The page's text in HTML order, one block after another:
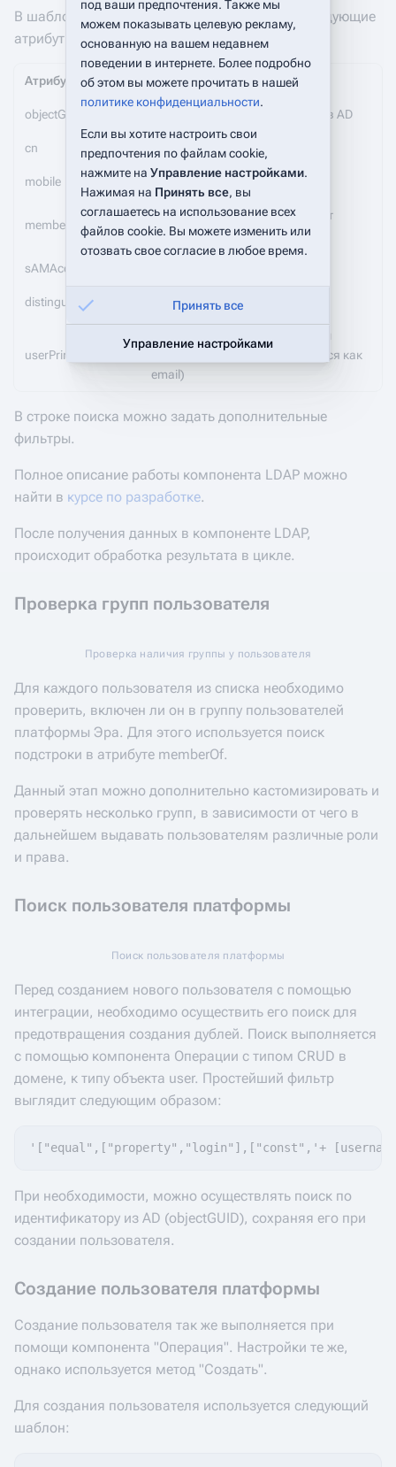
В шаблоне в качестве примера получаются следующие
атрибуты:
Атрибут Комментарий
objectGUID Идентификатор пользователя в AD
cn Имя пользователя
mobile Мобильный телефон
memberof
Список групп, в которые входит
пользователь
sAMAccountName
distinguishedName Полное имя пользователя
userPrincipalName
Имя пользователя с указанием
домена (в примере используется как
email)
В строке поиска можно задать дополнительные
фильтры.
Полное описание работы компонента LDAP можно
найти в курсе по разработке.
После получения данных в компоненте LDAP,
происходит обработка результата в цикле.
Проверка групп пользователя
Проверка наличия группы у пользователя
Для каждого пользователя из списка необходимо
проверить, включен ли он в группу пользователей
платформы Эра. Для этого используется поиск
подстроки в атрибуте memberOf.
Данный этап можно дополнительно кастомизировать и
проверять несколько групп, в зависимости от чего в
дальнейшем выдавать пользователям различные роли
и права.
Поиск пользователя платформы
Поиск пользователя платформы
Перед созданием нового пользователя с помощью
интеграции, необходимо осуществить его поиск для
предотвращения создания дублей. Поиск выполняется
с помощью компонента Операции с типом CRUD в
домене, к типу объекта user. Простейший фильтр
выглядит следующим образом:
При необходимости, можно осуществлять поиск по
идентификатору из AD (objectGUID), сохраняя его при
создании пользователя.
Создание пользователя платформы
Создание пользователя так же выполняется при
помощи компонента "Операция". Настройки те же,
однако используется метод "Создать".
Для создания пользователя используется следующий
шаблон:
под ваши предпочтения. Также мы
можем показывать целевую рекламу,
основанную на вашем недавнем
поведении в интернете. Более подробно
об этом вы можете прочитать в нашей
политике конфиденциальности.
Если вы хотите настроить свои
предпочтения по файлам cookie,
нажмите на Управление настройками.
Нажимая на Принять все, вы
соглашаетесь на использование всех
файлов cookie. Вы можете изменить или
отозвать свое согласие в любое время.
Принять все
Управление настройками